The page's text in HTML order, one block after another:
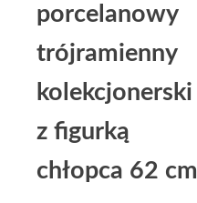
porcelanowy
trójramienny
kolekcjonerski
z figurką
chłopca 62 cm